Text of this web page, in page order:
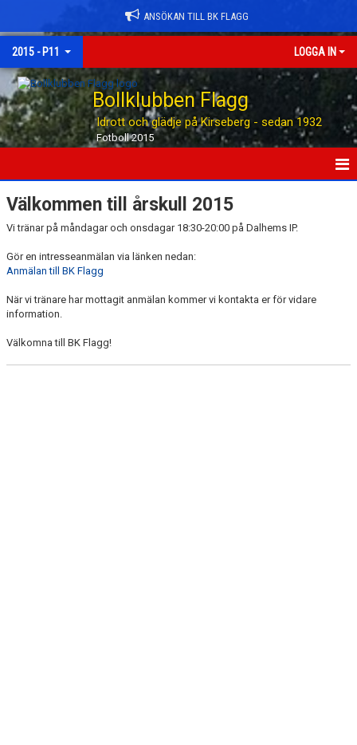
ANSÖKAN TILL BK FLAGG
2015 - P11 LOGGA IN
Bollklubben Flagg
Idrott och glädje på Kirseberg - sedan 1932
Fotboll 2015
HEM
KALENDER
MATCHER
TRUPPEN
SWISH
Välkommen till årskull 2015
Vi tränar på måndagar och onsdagar 18:30-20:00 på Dalhems IP.
Gör en intresseanmälan via länken nedan:
Anmälan till BK Flagg
När vi tränare har mottagit anmälan kommer vi kontakta er för vidare
information.
Välkomna till BK Flagg!